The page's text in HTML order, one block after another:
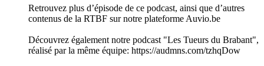
Retrouvez plus d’épisode de ce podcast, ainsi que d’autres
contenus de la RTBF sur notre plateforme Auvio.be
Découvrez également notre podcast "Les Tueurs du Brabant",
réalisé par la même équipe: https://audmns.com/tzhqDow